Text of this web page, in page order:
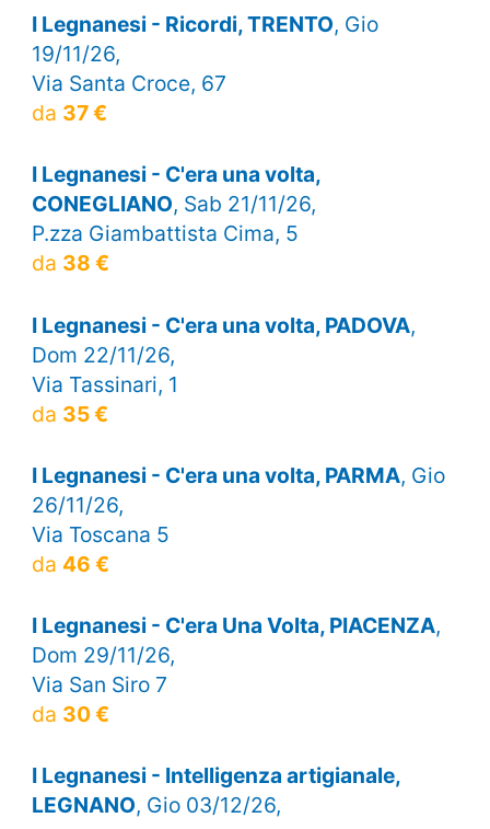
I Legnanesi - Ricordi, TRENTO, Gio
19/11/26,
Via Santa Croce, 67
da 37 €
I Legnanesi - C'era una volta,
CONEGLIANO, Sab 21/11/26,
P.zza Giambattista Cima, 5
da 38 €
I Legnanesi - C'era una volta, PADOVA,
Dom 22/11/26,
Via Tassinari, 1
da 35 €
I Legnanesi - C'era una volta, PARMA, Gio
26/11/26,
Via Toscana 5
da 46 €
I Legnanesi - C'era Una Volta, PIACENZA,
Dom 29/11/26,
Via San Siro 7
da 30 €
I Legnanesi - Intelligenza artigianale,
LEGNANO, Gio 03/12/26,